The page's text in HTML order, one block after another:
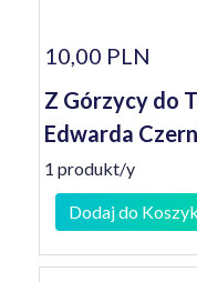
10,00 PLN
Z Górzycy do
Edwarda
1 produkt/y
Dodaj do